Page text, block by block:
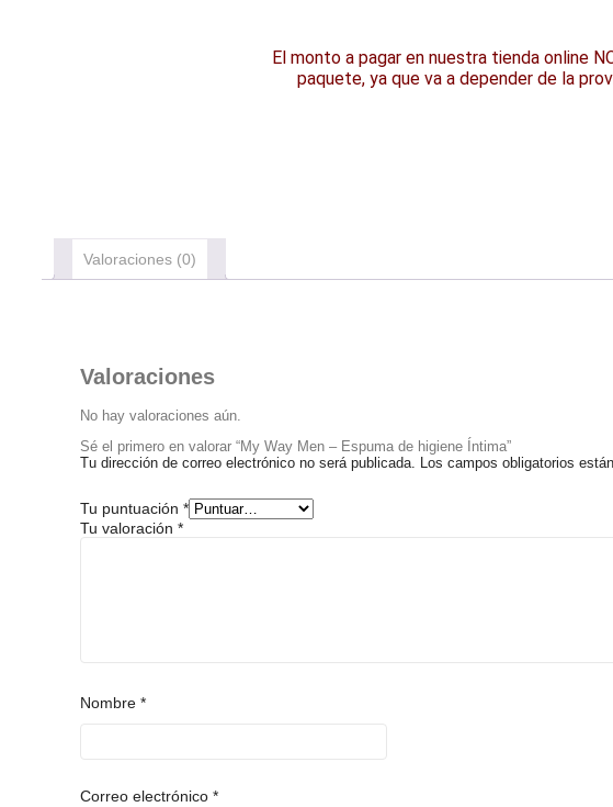
El monto a pagar en nuestra tienda online
paquete, ya que va a depender de la
Valoraciones (0)
Valoraciones
No hay valoraciones aún.
Sé el primero en valorar “My Way Men – Espuma de higiene Íntima”
Tu dirección de correo electrónico no será publicada. Los campos obligatorios
Tu puntuación *
Tu valoración *
Nombre *
Correo electrónico *